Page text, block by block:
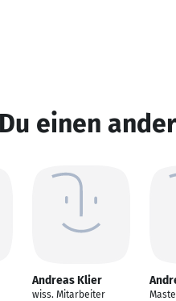
einen
Andreas Klier
wiss. Mitarbeiter